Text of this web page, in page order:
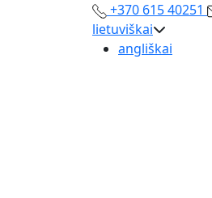
+370 615 40251
lietuviškai
angliškai